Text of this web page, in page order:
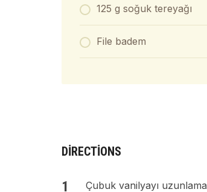
125 g soğuk tereyağı
File badem
DIRECTIONS
Çubuk vanilyayı